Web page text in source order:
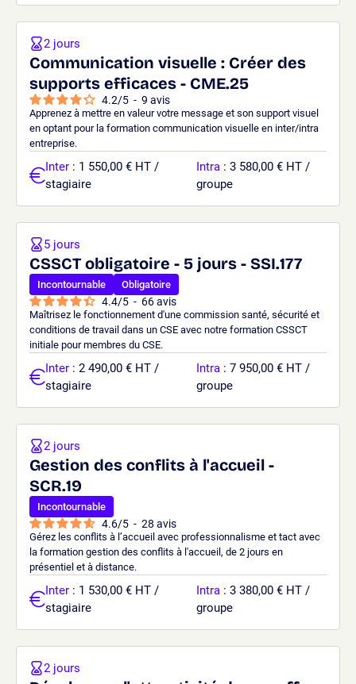
Communication visuelle : Créer des
supports efficaces - CME.25
4.2/5 - 9 avis
Apprenez à mettre en valeur votre message et son support visuel
en optant pour la formation communication visuelle en inter/intra
entreprise.
2 jours
Inter : 1 550,00 € HT /
stagiaire
Intra : 3 580,00 € HT /
groupe
CSSCT obligatoire - 5 jours - SSI.177
Incontournable Obligatoire
4.4/5 - 66avis
Maîtrisez le fonctionnement d'une commission santé, sécurité et
conditions de travail dans un CSE avec notre formation CSSCT
initiale pour membres du CSE.
5 jours
Inter : 2 490,00 € HT /
stagiaire
Intra : 7 950,00 € HT /
groupe
Gestion des conflits à l'accueil -
SCR.19
Incontournable
4.6/5 - 28 avis
Gérez les conflits à l’accueil avec professionnalisme et tact avec
la formation gestion des conflits à l'accueil, de 2 jours en
présentiel et à distance.
2 jours
Inter : 1 530,00 € HT /
stagiaire
Intra : 3 380,00 € HT /
groupe
2 jours